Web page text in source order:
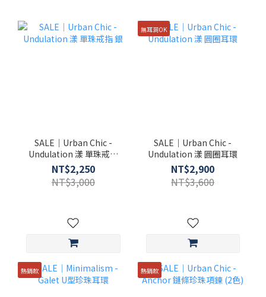
SALE｜Urban Chic -
Undulation 漾 單珠戒指
銀
NT$2,250
NT$3,000
無耳洞OK
SALE｜Urban Chic -
Undulation 漾 圓圈耳環
NT$2,900
NT$3,600
熱銷款 熱銷款